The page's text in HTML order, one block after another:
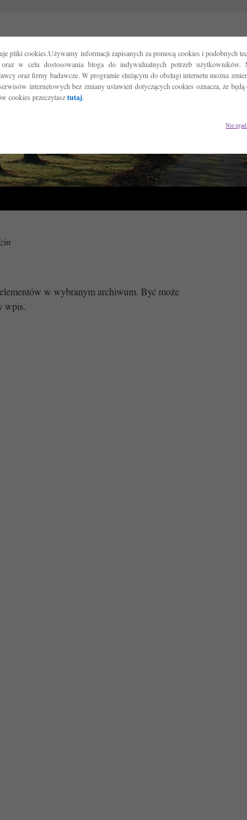
pliki cookies.Używamy informacji zapisanych za pomocą cookies i podobnych
w celu dostosowania bloga do indywidualnych potrzeb użytkowników.
oraz firmy badawcze. W programie służącym do obsługi internetu można
internetowych bez zmiany ustawień dotyczących cookies oznacza, że będą
cookies przeczytasztutaj.
Nie
w wybranym archiwum. Być może
wpis.